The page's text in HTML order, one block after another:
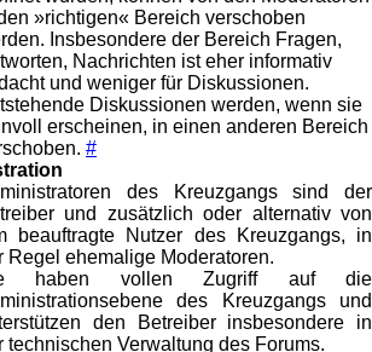
»richtigen« Bereich verschoben
Insbesondere der Bereich Fragen,
Nachrichten ist eher informativ
und weniger für Diskussionen.
Diskussionen werden, wenn sie
erscheinen, in einen anderen Bereich
#
des Kreuzgangs sind der
und zusätzlich oder alternativ von
beauftragte Nutzer des Kreuzgangs, in
Regel ehemalige Moderatoren.
haben vollen Zugriff auf die
des Kreuzgangs und
den Betreiber insbesondere in
technischen Verwaltung des Forums.